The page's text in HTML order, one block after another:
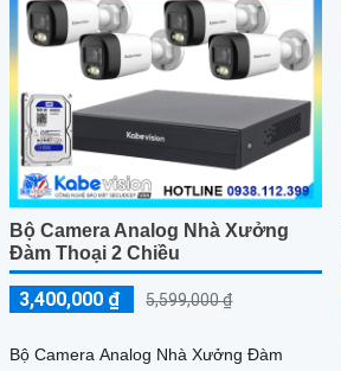
Bộ Camera Analog Nhà Xưởng
Đàm Thoại 2 Chiều
3,400,000 ₫ 5,599,000 ₫
Bộ Camera Analog Nhà Xưởng Đàm